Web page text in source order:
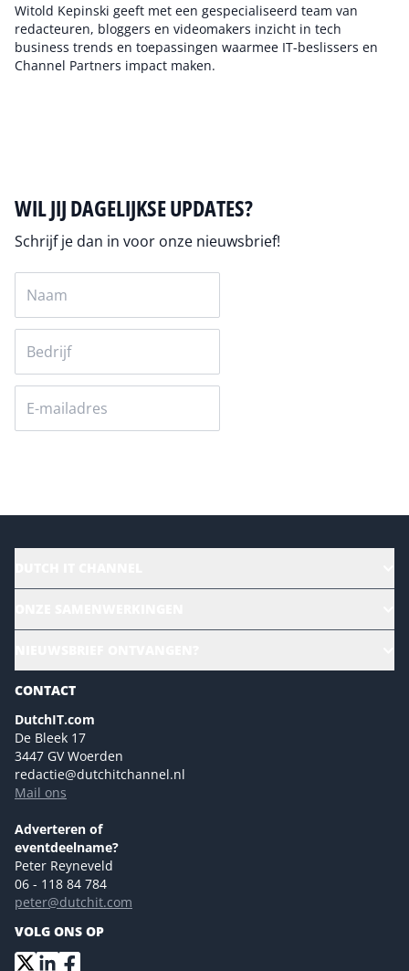
Witold Kepinski geeft met een gespecialiseerd team van
redacteuren, bloggers en videomakers inzicht in tech
business trends en toepassingen waarmee IT-beslissers en
Channel Partners impact maken.
WIL JIJ DAGELIJKSE UPDATES?
Schrijf je dan in voor onze nieuwsbrief!
Magazines
Marketingmogelijkheden 2026
Eventmogelijkheden 2026
Advertising opportunities 2026 ENG
Event opportunities 2026 ENG
NL Digital
Versturen
CONTACT
DutchIT.com
De Bleek 17
3447 GV Woerden
redactie@dutchitchannel.nl
Mail ons
Adverteren of
eventdeelname?
Peter Reyneveld
06 - 118 84 784
peter@dutchit.com
VOLG ONS OP